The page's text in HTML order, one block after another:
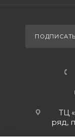
ТЦ
ряд,